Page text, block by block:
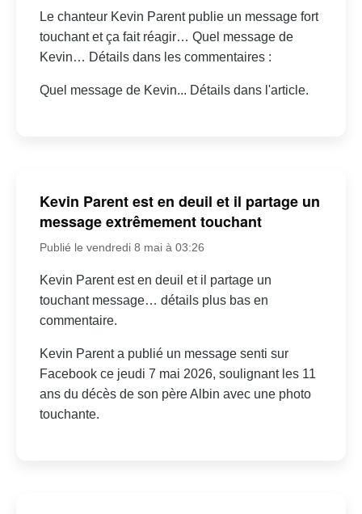
Le chanteur Kevin Parent publie un message fort
touchant et ça fait réagir… Quel message de
Kevin… Détails dans les commentaires :
Quel message de Kevin... Détails dans l'article.
Kevin Parent est en deuil et il partage un
message extrêmement touchant
Publié le vendredi 8 mai à 03:26
Kevin Parent est en deuil et il partage un
touchant message… détails plus bas en
commentaire.
Kevin Parent a publié un message senti sur
Facebook ce jeudi 7 mai 2026, soulignant les 11
ans du décès de son père Albin avec une photo
touchante.